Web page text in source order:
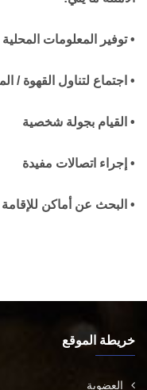
•توفير المعلومات المحلية
• اجتماع لتناول القهوة /
• القيام بجولة شخصية
• إجراء اتصالات مفيدة
• البحث عن أماكن للإقامة
خريطة الموقع
العضوية